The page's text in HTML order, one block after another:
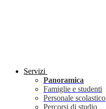
Servizi
Panoramica
Famiglie e studenti
Personale scolastico
Percorsi di studio